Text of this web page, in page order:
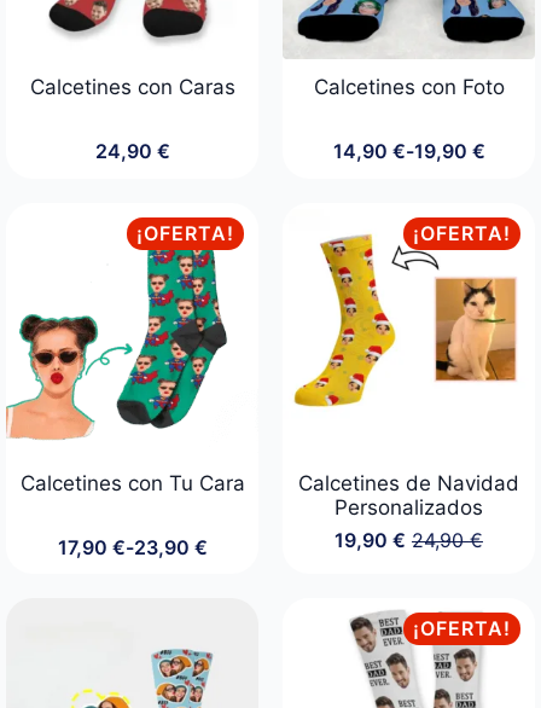
Calcetines con Caras
24,90 €
Calcetines con Foto
14,90 €-19,90 €
Rango
desde
14,90 €
hasta
19,90 €
¡OFERTA!
Calcetines con Tu Cara
17,90 €-23,90 €
Rango
17,90 €
hasta
23,90 €
¡OFERTA!
Calcetines de Navidad
Personalizados
24,90€
El
era:
24,90 €.
19,90€ El
es:
19,90 €.
¡OFERTA!